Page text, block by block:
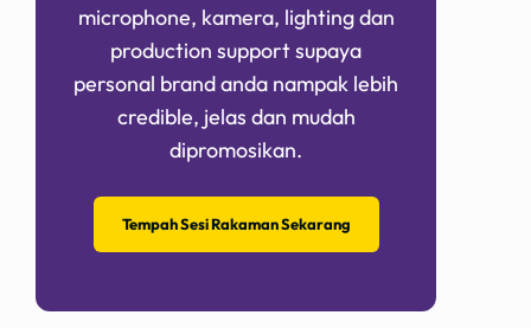
microphone, kamera, lighting dan
production support supaya
personal brand anda nampak lebih
credible, jelas dan mudah
dipromosikan.
Tempah Sesi Rakaman Sekarang